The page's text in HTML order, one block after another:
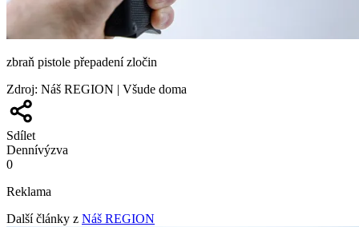
zbraň pistole přepadení zločin
Zdroj: Náš REGION | Všude doma
Sdílet
Dennívýzva
0
Reklama
Další články z Náš REGION